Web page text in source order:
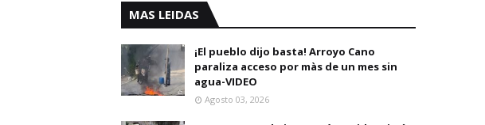
MAS LEIDAS
¡El pueblo dijo basta! Arroyo Cano
paraliza acceso por màs de un mes sin
agua-VIDEO
Agosto 03, 2026